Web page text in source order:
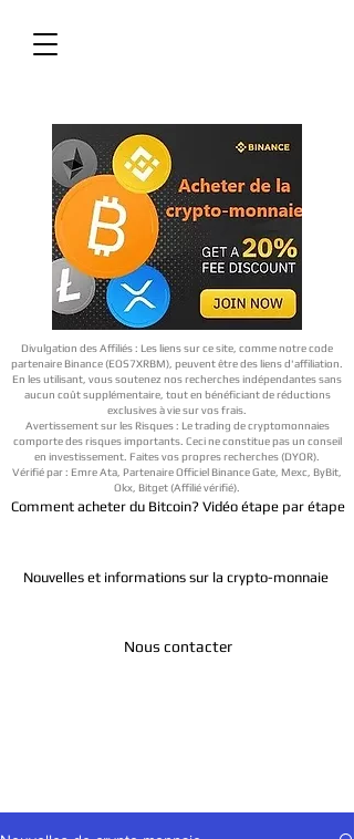
Comment acheter du Bitcoin? Vidéo étape par étape
Nouvelles et informations sur la crypto-monnaie
Nous contacter
Divulgation des Affiliés : Les liens sur ce site, comme notre code
partenaire Binance (EOS7XRBM), peuvent être des liens d'affiliation.
En les utilisant, vous soutenez nos recherches indépendantes sans
aucun coût supplémentaire, tout en bénéficiant de réductions
exclusives à vie sur vos frais.
Avertissement sur les Risques : Le trading de cryptomonnaies
comporte des risques importants. Ceci ne constitue pas un conseil
en investissement. Faites vos propres recherches (DYOR).
Vérifié par : Emre Ata, Partenaire Officiel Binance Gate, Mexc, ByBit,
Okx, Bitget (Affilié vérifié).